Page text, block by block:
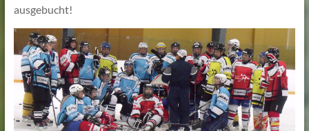
Kathrin
Lehmann
ausgebucht!